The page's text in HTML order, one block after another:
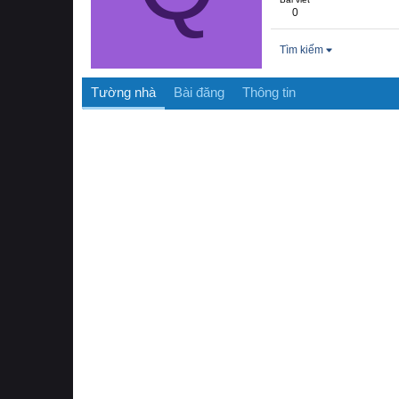
0
Tìm kiếm
Tường nhà Bài đăng Thông tin